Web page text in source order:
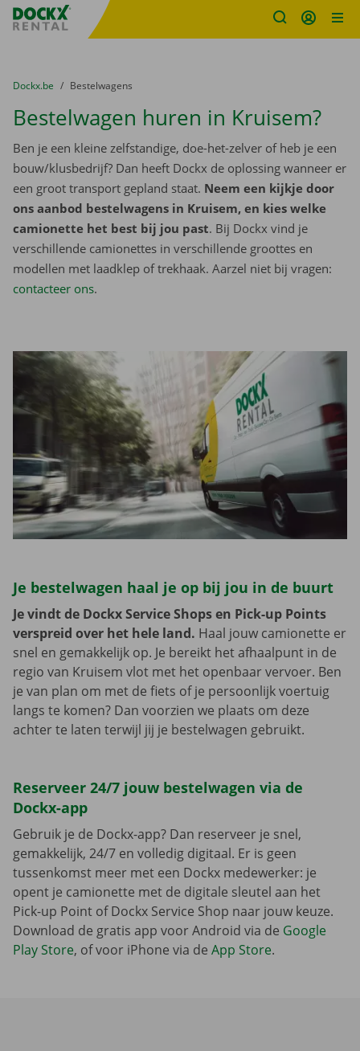
Fratello DEMO
U bevindt zich hier:
van
Dockx.be naar
Bestelwagens
Bestelwagen huren in Kruisem?
Ben je een kleine zelfstandige, doe-het-zelver of heb je een
bouw/klusbedrijf? Dan heeft Dockx de oplossing wanneer er
een groot transport gepland staat. Neem een kijkje door
ons aanbod bestelwagens in Kruisem, en kies welke
camionette het best bij jou past. Bij Dockx vind je
verschillende camionettes in verschillende groottes en
modellen met laadklep of trekhaak. Aarzel niet bij vragen:
contacteer ons.
Je bestelwagen haal je op bij jou in de buurt
Je vindt de Dockx Service Shops en Pick-up Points
verspreid over het hele land. Haal jouw camionette er
snel en gemakkelijk op. Je bereikt het afhaalpunt in de
regio van Kruisem vlot met het openbaar vervoer. Ben
je van plan om met de fiets of je persoonlijk voertuig
langs te komen? Dan voorzien we plaats om deze
achter te laten terwijl jij je bestelwagen gebruikt.
Reserveer 24/7 jouw bestelwagen via de
Dockx-app
Gebruik je de Dockx-app? Dan reserveer je snel,
gemakkelijk, 24/7 en volledig digitaal. Er is geen
tussenkomst meer met een Dockx medewerker: je
opent je camionette met de digitale sleutel aan het
Pick-up Point of Dockx Service Shop naar jouw keuze.
Download de gratis app voor Android via de Google
Play Store, of voor iPhone via de App Store.